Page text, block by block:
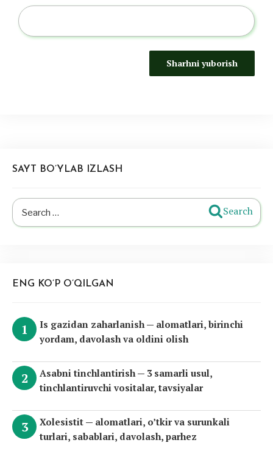
SAYT BO’YLAB IZLASH
Search
for:
Search
ENG KO’P O’QILGAN
Is gazidan zaharlanish — alomatlari, birinchi
yordam, davolash va oldini olish
Asabni tinchlantirish — 3 samarli usul,
tinchlantiruvchi vositalar, tavsiyalar
Xolesistit — alomatlari, o’tkir va surunkali
turlari, sabablari, davolash, parhez